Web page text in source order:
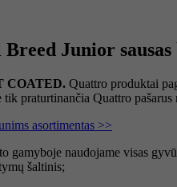
Junior
COATED. Quattro produktai
praturtinančia Quattro
asortimentas >>
gamyboje naudojame visas
šaltinis;